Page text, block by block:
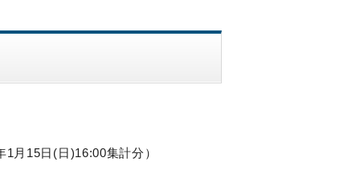
月15日(日)16:00集計分）